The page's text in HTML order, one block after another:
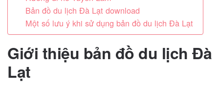
Bản đồ du lịch Đà Lạt download
Một số lưu ý khi sử dụng bản đồ du lịch Đà Lạt
Giới thiệu bản đồ du lịch Đà
Lạt